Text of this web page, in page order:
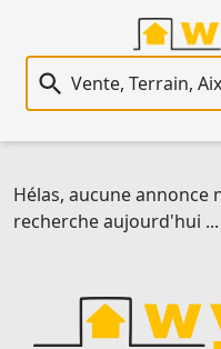
Recherche immobilière
Hélas, aucune annonce
recherche aujourd'hui ...